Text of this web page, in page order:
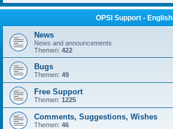
OPSI Support - English
News
News and announcements
Themen: 422
Bugs
Themen: 49
Free Support
Themen: 1225
Comments, Suggestions, Wishes
Themen: 46